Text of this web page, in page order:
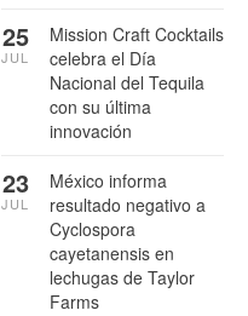
Mission Craft Cocktails
celebra el Día
Nacional del Tequila
con su última
innovación
25
JUL
México informa
resultado negativo a
Cyclospora
cayetanensis en
lechugas de Taylor
Farms
23
JUL